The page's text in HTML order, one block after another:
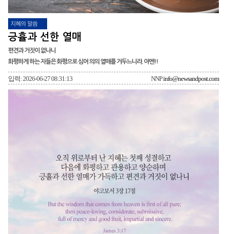
지혜의 말씀
긍휼과 선한 열매
편견과 거짓이 없나니
화평하게 하는 자들은 화평으로 심어 의의 열매를 거두느니라. 아멘!!
입력: 2026-06-27 08:31:13 NNPinfo@newsandpost.com